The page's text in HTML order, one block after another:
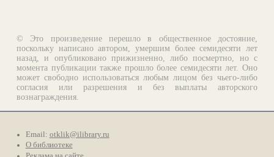
© Это произведение перешло в общественное достояние,
поскольку написано автором, умершим более семидесяти лет
назад, и опубликовано прижизненно, либо посмертно, но с
момента публикации также прошло более семидесяти лет. Оно
может свободно использоваться любым лицом без чьего-либо
согласия или разрешения и без выплаты авторского
вознаграждения.
Email: otklik@ilibrary.ru
О библиотеке